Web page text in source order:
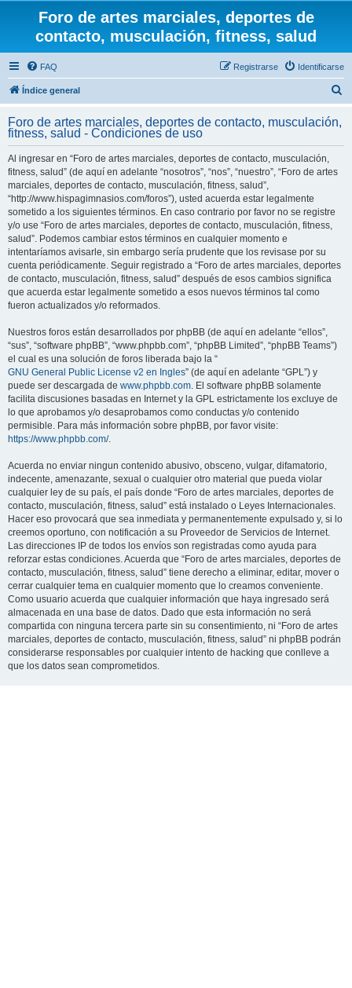
Foro de artes marciales, deportes de
contacto, musculación, fitness, salud
FAQ Identificarse
Registrarse
Índice general
c
Foro de artes marciales, deportes de contacto, musculación,
fitness, salud - Condiciones de uso
Al ingresar en “Foro de artes marciales, deportes de contacto, musculación,
fitness, salud” (de aquí en adelante “nosotros”, “nos”, “nuestro”, “Foro de artes
marciales, deportes de contacto, musculación, fitness, salud”,
“http://www.hispagimnasios.com/foros”), usted acuerda estar legalmente
sometido a los siguientes términos. En caso contrario por favor no se registre
y/o use “Foro de artes marciales, deportes de contacto, musculación, fitness,
salud”. Podemos cambiar estos términos en cualquier momento e
intentaríamos avisarle, sin embargo sería prudente que los revisase por su
cuenta periódicamente. Seguir registrado a “Foro de artes marciales, deportes
de contacto, musculación, fitness, salud” después de esos cambios significa
que acuerda estar legalmente sometido a esos nuevos términos tal como
fueron actualizados y/o reformados.
Nuestros foros están desarrollados por phpBB (de aquí en adelante “ellos”,
“sus”, “software phpBB”, “www.phpbb.com”, “phpBB Limited”, “phpBB Teams”)
el cual es una solución de foros liberada bajo la “
GNU General Public License v2 en Ingles” (de aquí en adelante “GPL”) y
puede ser descargada de www.phpbb.com. El software phpBB solamente
facilita discusiones basadas en Internet y la GPL estrictamente los excluye de
lo que aprobamos y/o desaprobamos como conductas y/o contenido
permisible. Para más información sobre phpBB, por favor visite:
https://www.phpbb.com/.
Acuerda no enviar ningun contenido abusivo, obsceno, vulgar, difamatorio,
indecente, amenazante, sexual o cualquier otro material que pueda violar
cualquier ley de su país, el país donde “Foro de artes marciales, deportes de
contacto, musculación, fitness, salud” está instalado o Leyes Internacionales.
Hacer eso provocará que sea inmediata y permanentemente expulsado y, si lo
creemos oportuno, con notificación a su Proveedor de Servicios de Internet.
Las direcciones IP de todos los envíos son registradas como ayuda para
reforzar estas condiciones. Acuerda que “Foro de artes marciales, deportes de
contacto, musculación, fitness, salud” tiene derecho a eliminar, editar, mover o
cerrar cualquier tema en cualquier momento que lo creamos conveniente.
Como usuario acuerda que cualquier información que haya ingresado será
almacenada en una base de datos. Dado que esta información no será
compartida con ninguna tercera parte sin su consentimiento, ni “Foro de artes
marciales, deportes de contacto, musculación, fitness, salud” ni phpBB podrán
considerarse responsables por cualquier intento de hacking que conlleve a
que los datos sean comprometidos.